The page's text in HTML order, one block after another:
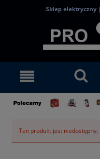
Sklep elektryczny
Ten produkt jest niedostępny.